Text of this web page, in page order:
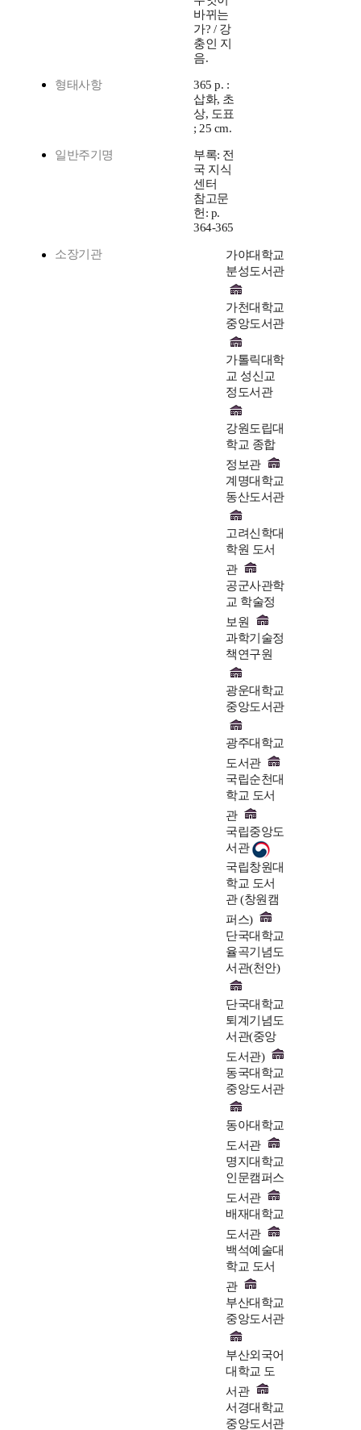
바뀌는
가? / 강
충인 지
음.
형태사항
365 p. :
삽화, 초
상, 도표
; 25 cm.
일반주기명
부록: 전
국 지식
센터
참고문
헌: p.
364-365
소장기관
가야대학교
분성도서관
가천대학교
중앙도서관
가톨릭대학
교 성신교
정도서관
강원도립대
학교 종합
정보관
계명대학교
동산도서관
고려신학대
학원 도서
관
공군사관학
교 학술정
보원
과학기술정
책연구원
광운대학교
중앙도서관
광주대학교
도서관
국립순천대
학교 도서
관
국립중앙도
서관
국립창원대
학교 도서
관 (창원캠
퍼스)
단국대학교
율곡기념도
서관(천안)
단국대학교
퇴계기념도
서관(중앙
도서관)
동국대학교
중앙도서관
동아대학교
도서관
명지대학교
인문캠퍼스
도서관
배재대학교
도서관
백석예술대
학교 도서
관
부산대학교
중앙도서관
부산외국어
대학교 도
서관
서경대학교
중앙도서관